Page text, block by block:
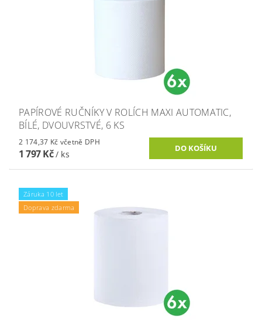
PAPÍROVÉ RUČNÍKY V ROLÍCH MAXI AUTOMATIC,
BÍLÉ, DVOUVRSTVÉ, 6 KS
2 174,37 Kč včetně DPH
1 797 Kč/ ks
Záruka 10 let
Doprava zdarma